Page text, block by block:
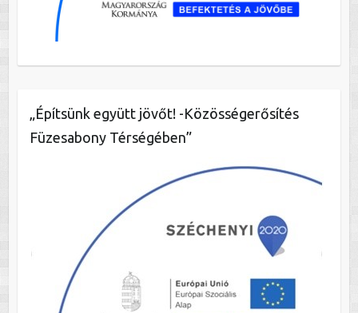
„Építsünk együtt jövőt! -Közösségerősítés
Füzesabony Térségében”